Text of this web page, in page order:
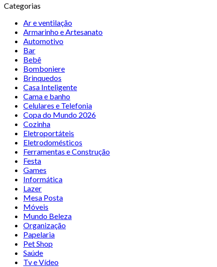
Categorias
Ar e ventilação
Armarinho e Artesanato
Automotivo
Bar
Bebê
Bomboniere
Brinquedos
Casa Inteligente
Cama e banho
Celulares e Telefonia
Copa do Mundo 2026
Cozinha
Eletroportáteis
Eletrodomésticos
Ferramentas e Construção
Festa
Games
Informática
Lazer
Mesa Posta
Móveis
Mundo Beleza
Organização
Papelaria
Pet Shop
Saúde
Tv e Vídeo